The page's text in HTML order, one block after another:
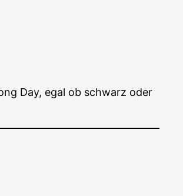
Day, egal ob schwarz oder